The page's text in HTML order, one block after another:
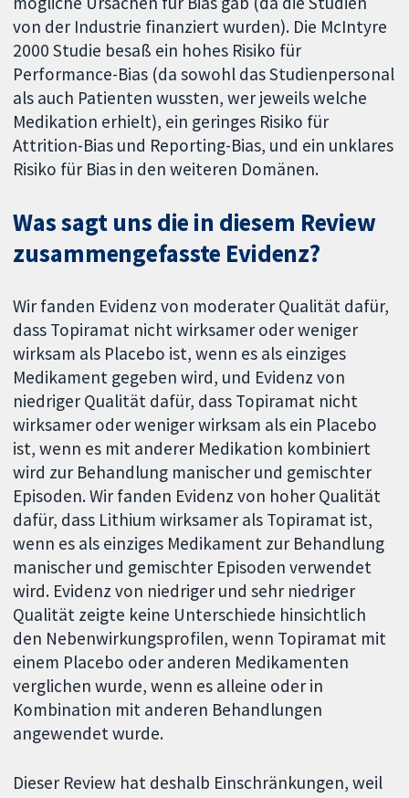
von der Industrie finanziert wurden). Die McIntyre
2000 Studie besaß ein hohes Risiko für
Performance-Bias (da sowohl das Studienpersonal
als auch Patienten wussten, wer jeweils welche
Medikation erhielt), ein geringes Risiko für
Attrition-Bias und Reporting-Bias, und ein unklares
Risiko für Bias in den weiteren Domänen.
Was sagt uns die in diesem Review
zusammengefasste Evidenz?
Wir fanden Evidenz von moderater Qualität dafür,
dass Topiramat nicht wirksamer oder weniger
wirksam als Placebo ist, wenn es als einziges
Medikament gegeben wird, und Evidenz von
niedriger Qualität dafür, dass Topiramat nicht
wirksamer oder weniger wirksam als ein Placebo
ist, wenn es mit anderer Medikation kombiniert
wird zur Behandlung manischer und gemischter
Episoden. Wir fanden Evidenz von hoher Qualität
dafür, dass Lithium wirksamer als Topiramat ist,
wenn es als einziges Medikament zur Behandlung
manischer und gemischter Episoden verwendet
wird. Evidenz von niedriger und sehr niedriger
Qualität zeigte keine Unterschiede hinsichtlich
den Nebenwirkungsprofilen, wenn Topiramat mit
einem Placebo oder anderen Medikamenten
verglichen wurde, wenn es alleine oder in
Kombination mit anderen Behandlungen
angewendet wurde.
Dieser Review hat deshalb Einschränkungen, weil